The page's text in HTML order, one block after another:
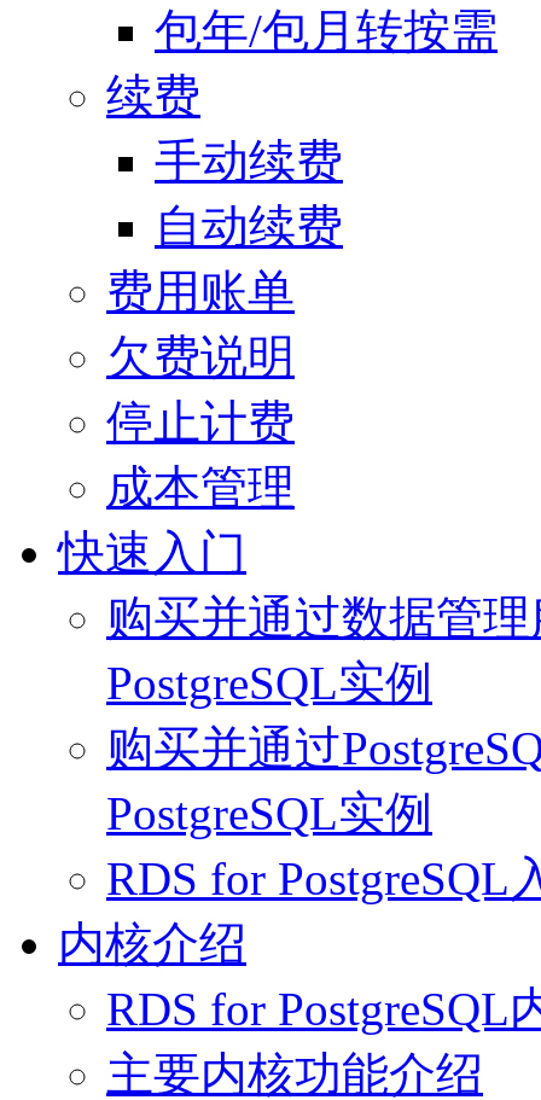
包年/包月转按需
续费
手动续费
自动续费
费用账单
欠费说明
停止计费
成本管理
快速入门
购买并通过数据管
PostgreSQL实例
购买并通过
PostgreSQL实例
RDS for PostgreSQL
内核介绍
RDS for PostgreSQL
主要内核功能介绍